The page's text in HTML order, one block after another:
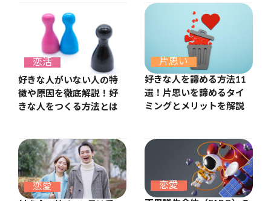
恋活
好きな人がいない人の特
徴や原因を徹底解説！好
きな人をつくる方法とは
片思い
好きな人を諦める方法11
選！片思いを諦めるタイ
ミングとメリットを解説
恋愛 恋愛